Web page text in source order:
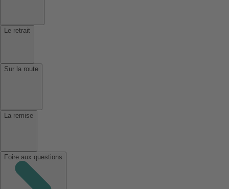
Le retrait
Sur la route
La remise
Foire aux questions